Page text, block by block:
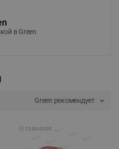
в Green
Green рекомендует
🕘 12:00-20:00